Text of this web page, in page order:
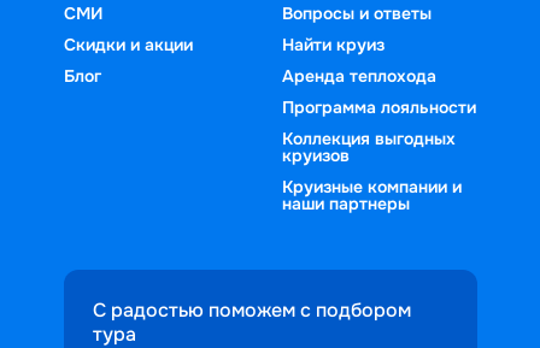
СМИ
Скидки и акции
Блог
Вопросы и ответы
Найти круиз
Аренда теплохода
Программа лояльности
Коллекция выгодных
круизов
Круизные компании и
наши партнеры
С радостью поможем с подбором
тура